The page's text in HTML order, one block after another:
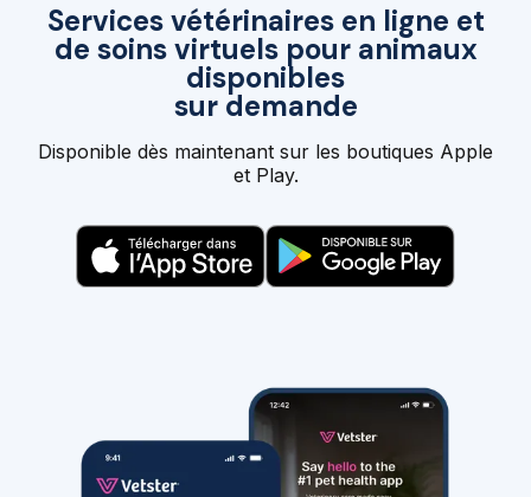
Services vétérinaires en ligne et
de soins virtuels pour animaux
disponibles
sur demande
Disponible dès maintenant sur les boutiques Apple
et Play.